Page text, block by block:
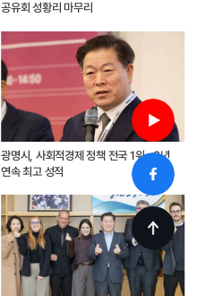
공유회 성황리 마무리
광명시, 사회적경제 정책 전국 1위…3년
연속 최고 성적